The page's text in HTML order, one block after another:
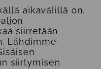
aikavälillä on,
siirretään
Lähdimme
siirtymisen